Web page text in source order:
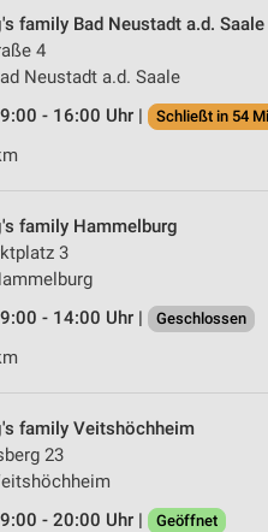
family Bad Neustadt a.d. Saale
4
Neustadt a.d. Saale
- 16:00 Uhr |
Schließt in 54
family Hammelburg
3
- 14:00 Uhr |
Geschlossen
family Veitshöchheim
23
- 20:00 Uhr |
Geöffnet